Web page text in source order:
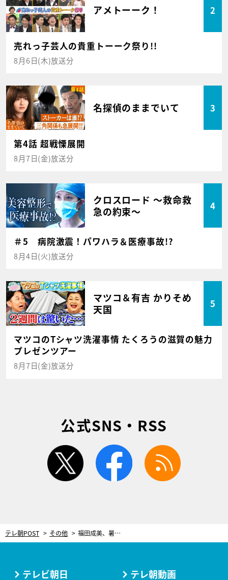
アメトーーク！ 2
売れっ子芸人の貴重トーーク祭り!!
8月6日(木)放送分
名探偵のままでいて 3
第4話 超戦慄展開
8月7日(金)放送分
クロスロード ～救命救
急の約束～
4
＃5 病院激震！パワハラ＆医療事故!?
8月4日(火)放送分
マツコ＆有吉 かりそめ
天国
5
マツコのTシャツ洗濯事情 たくろうの滋賀の魅力
プレゼンツアー
8月7日(金)放送分
公式SNS・RSS
twitter facebook
テレ朝POST その他 福田成美、暑い日は…冷房の効いた部屋での“楽しみ”を紹介「なんとも癒やされるんです」
テレビ朝日 テレ朝動画